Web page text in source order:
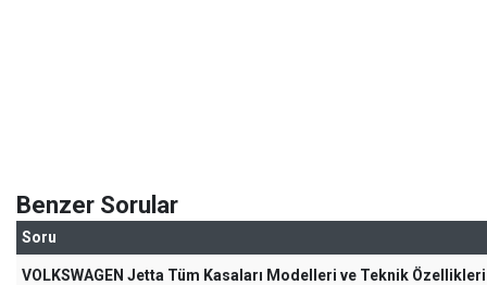
Benzer Sorular
Soru
VOLKSWAGEN Jetta Tüm Kasaları Modelleri ve Teknik Özellikleri